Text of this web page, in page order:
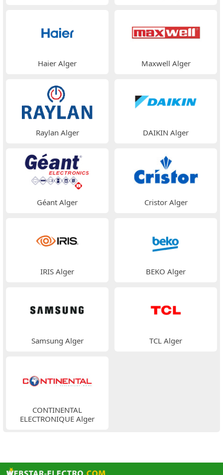
Haier Alger Maxwell Alger
Raylan Alger DAIKIN Alger
Géant Alger Cristor Alger
IRIS Alger BEKO Alger
Samsung Alger TCL Alger
CONTINENTAL
ELECTRONIQUE Alger